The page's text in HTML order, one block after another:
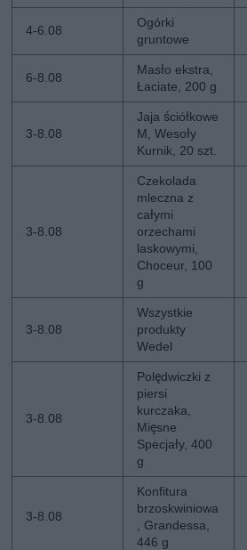
4-6.08
Ogórki
gruntowe
6-8.08
Masło ekstra,
Łaciate, 200 g
3-8.08
Jaja ściółkowe
M, Wesoły
Kurnik, 20 szt.
3-8.08
Czekolada
mleczna z
całymi
orzechami
laskowymi,
Choceur, 100
g
3-8.08
Wszystkie
produkty
Wedel
3-8.08
Polędwiczki z
piersi
kurczaka,
Mięsne
Specjały, 400
g
3-8.08
Konfitura
brzoskwiniowa
, Grandessa,
446 g